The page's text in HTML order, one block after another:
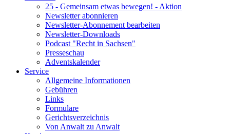
25 - Gemeinsam etwas bewegen! - Aktion
Newsletter abonnieren
Newsletter-Abonnement bearbeiten
Newsletter-Downloads
Podcast "Recht in Sachsen"
Presseschau
Adventskalender
Service
Allgemeine Informationen
Gebühren
Links
Formulare
Gerichtsverzeichnis
Von Anwalt zu Anwalt